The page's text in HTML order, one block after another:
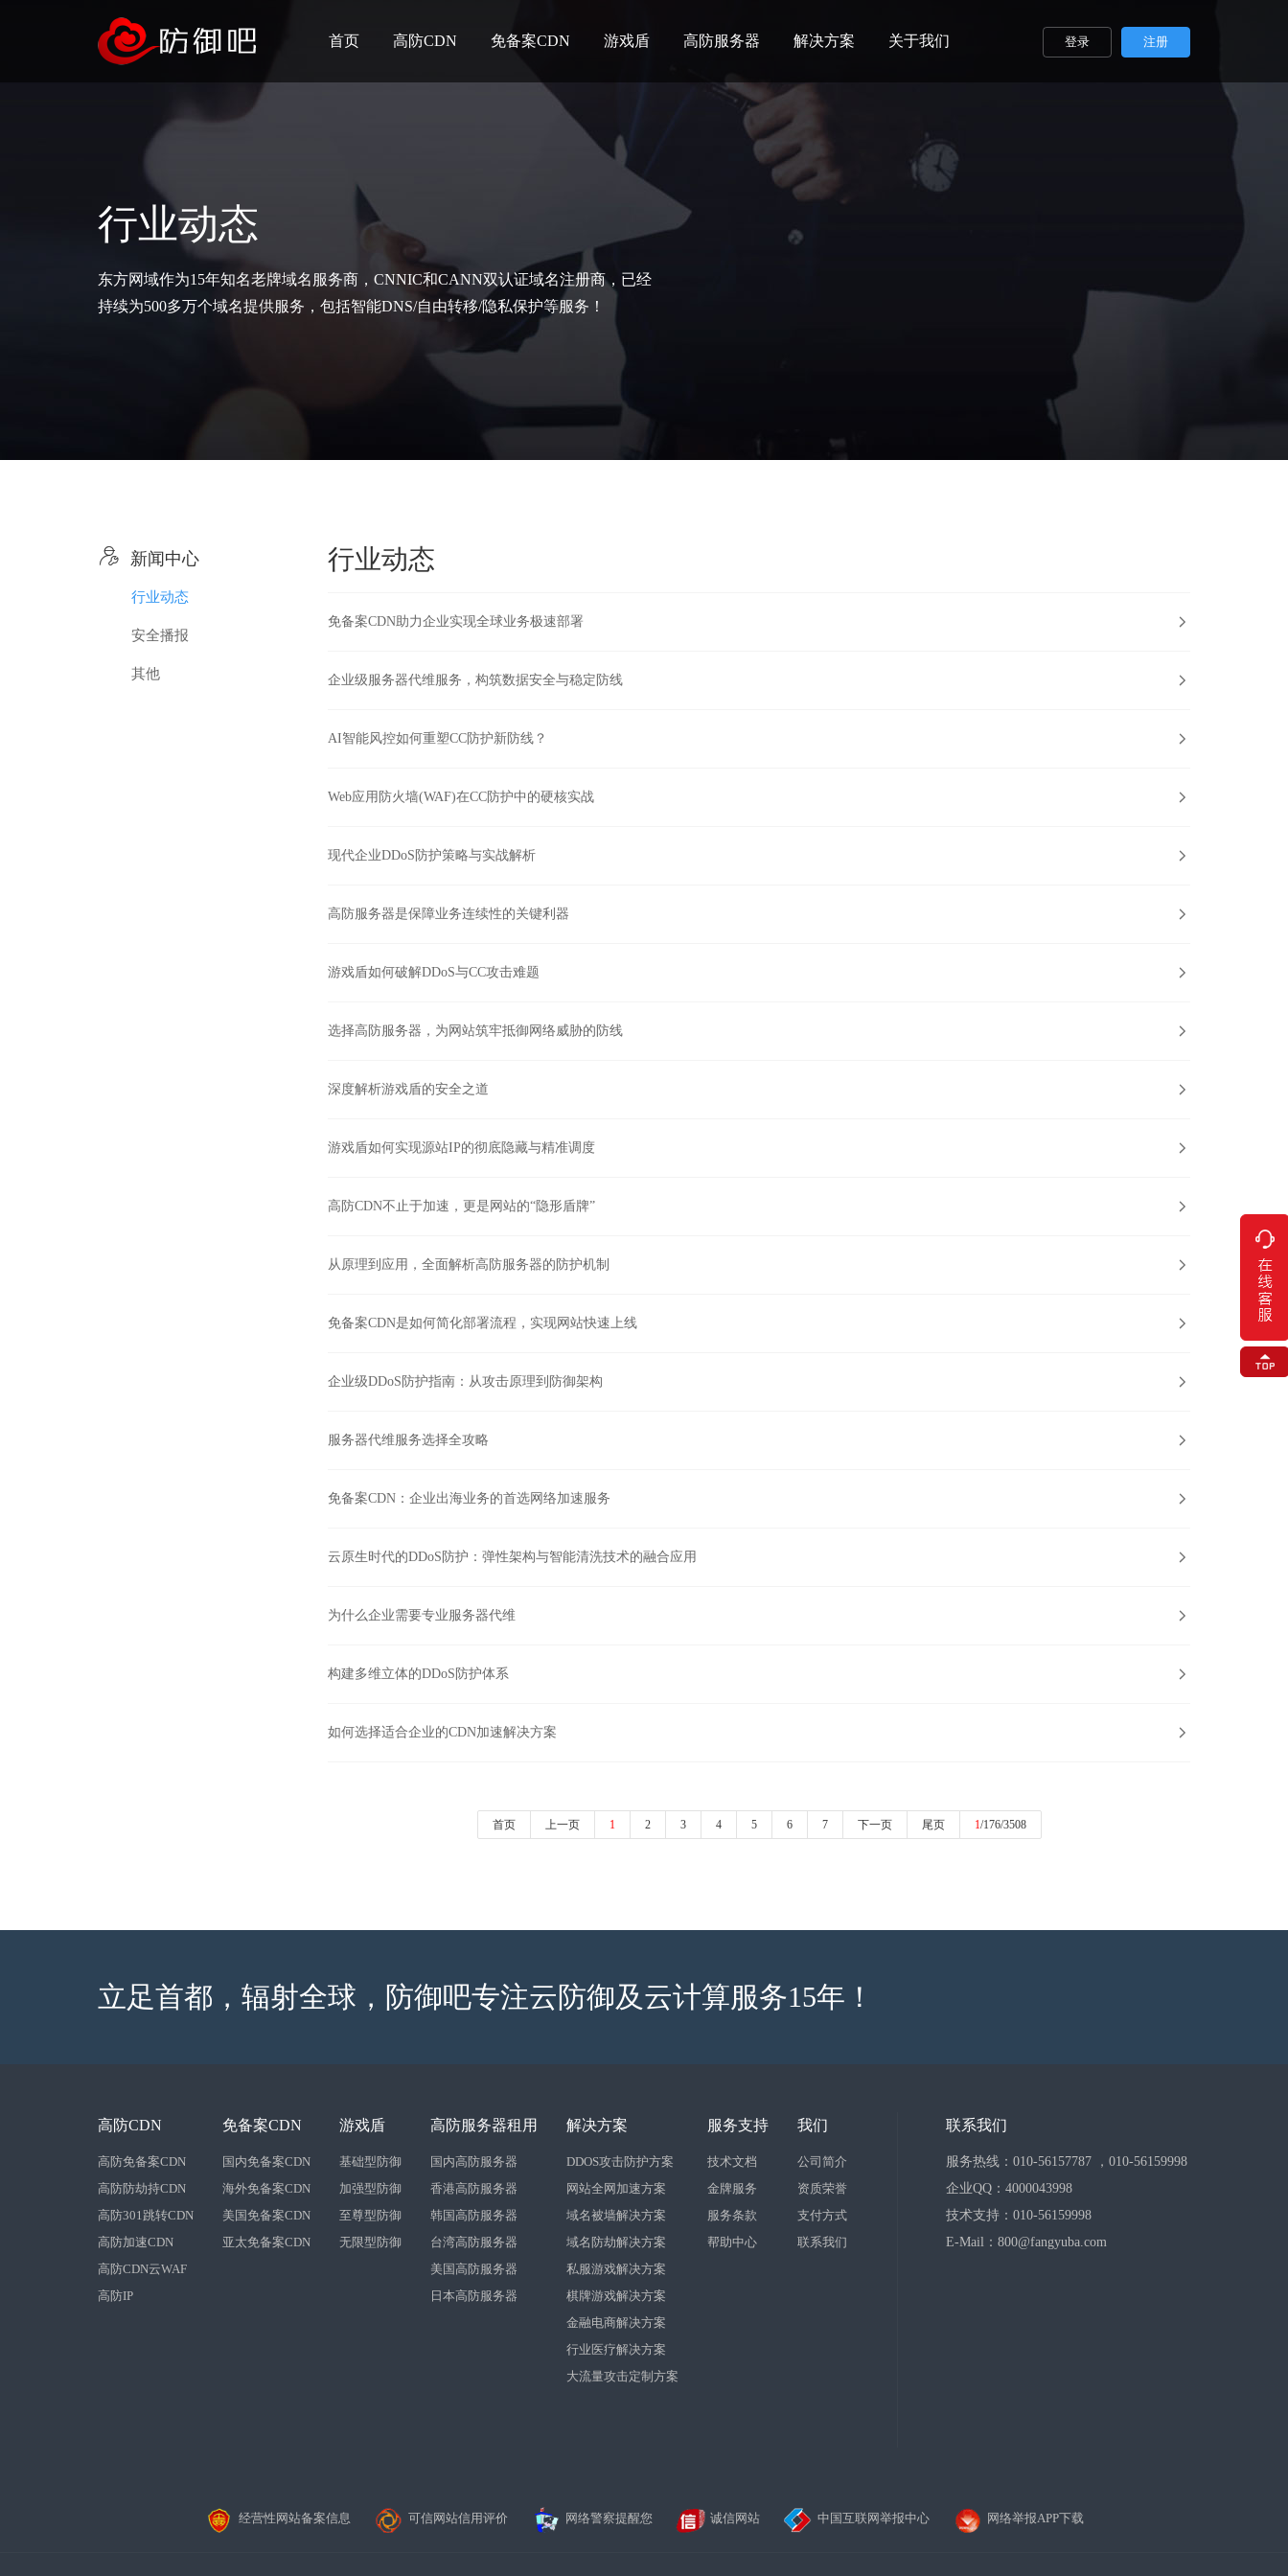
首页 高防CDN 免备案CDN 游戏盾 高防服务器 解决方案 关于我们 登录 注册
行业动态
东方网域作为15年知名老牌域名服务商，CNNIC和CANN双认证域名注册商，已经
持续为500多万个域名提供服务，包括智能DNS/自由转移/隐私保护等服务！
 新闻中心
行业动态
安全播报
其他
行业动态

免备案CDN助力企业实现全球业务极速部署

企业级服务器代维服务，构筑数据安全与稳定防线

AI智能风控如何重塑CC防护新防线？

Web应用防火墙(WAF)在CC防护中的硬核实战

现代企业DDoS防护策略与实战解析

高防服务器是保障业务连续性的关键利器

游戏盾如何破解DDoS与CC攻击难题

选择高防服务器，为网站筑牢抵御网络威胁的防线

深度解析游戏盾的安全之道

游戏盾如何实现源站IP的彻底隐藏与精准调度

高防CDN不止于加速，更是网站的“隐形盾牌”

从原理到应用，全面解析高防服务器的防护机制

免备案CDN是如何简化部署流程，实现网站快速上线

企业级DDoS防护指南：从攻击原理到防御架构

服务器代维服务选择全攻略

免备案CDN：企业出海业务的首选网络加速服务

云原生时代的DDoS防护：弹性架构与智能清洗技术的融合应用

为什么企业需要专业服务器代维

构建多维立体的DDoS防护体系

如何选择适合企业的CDN加速解决方案
首页 上一页 1 2 3 4 5 6 7 下一页 尾页 1/176/3508
立足首都，辐射全球，防御吧专注云防御及云计算服务15年！
高防CDN
高防免备案CDN
高防防劫持CDN
高防301跳转CDN
高防加速CDN
高防CDN云WAF
高防IP
免备案CDN
国内免备案CDN
海外免备案CDN
美国免备案CDN
亚太免备案CDN
游戏盾
基础型防御
加强型防御
至尊型防御
无限型防御
高防服务器租用
国内高防服务器
香港高防服务器
韩国高防服务器
台湾高防服务器
美国高防服务器
日本高防服务器
解决方案
DDOS攻击防护方案
网站全网加速方案
域名被墙解决方案
域名防劫解决方案
私服游戏解决方案
棋牌游戏解决方案
金融电商解决方案
行业医疗解决方案
大流量攻击定制方案
服务支持
技术文档
金牌服务
服务条款
帮助中心
我们
公司简介
资质荣誉
支付方式
联系我们
联系我们
服务热线：010-56157787 ，010-56159998
企业QQ：4000043998
技术支持：010-56159998
E-Mail：800@fangyuba.com
经营性网站备案信息 可信网站信用评价 网络警察提醒您 诚信网站 中国互联网举报中心 网络举报APP下载